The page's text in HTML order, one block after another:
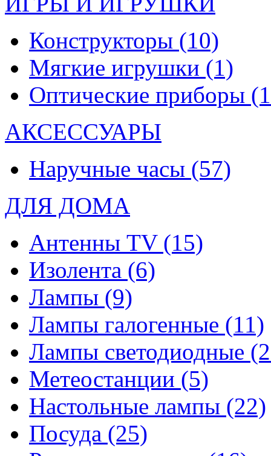
Конструкторы (10)
Мягкие игрушки (1)
Оптические приборы
АКСЕССУАРЫ
Наручные часы (57)
ДЛЯ ДОМА
Антенны TV (15)
Изолента (6)
Лампы (9)
Лампы галогенные (11)
Лампы светодиодные
Метеостанции (5)
Настольные лампы (22)
Посуда (25)